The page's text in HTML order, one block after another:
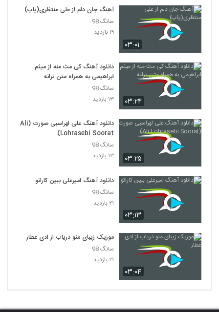
گروه سون آهنگ بد سلیقه
۰۳:۰۱
آهنگ جان دلم از علی منتظری(پاپ)
سانگ 98
۱۹ بازدید
۰۳:۲۴
دانلود آهنگ کی مث منه از میثم
ابراهیمی به همراه متن ترانه
سانگ 98
۱۳ بازدید
۰۳:۲۵
دانلود آهنگ علی لهراسبی صورت (Ali
Lohrasebi Soorat)
سانگ 98
۱۳ بازدید
۰۳:۱۳
دانلود آهنگ امیرعلی ببین کاراتو
سانگ 98
۲۱ بازدید
۰۳:۰۴
موزیک زیبای منو دریاب از ادی عطار
سانگ 98
۲۱ بازدید